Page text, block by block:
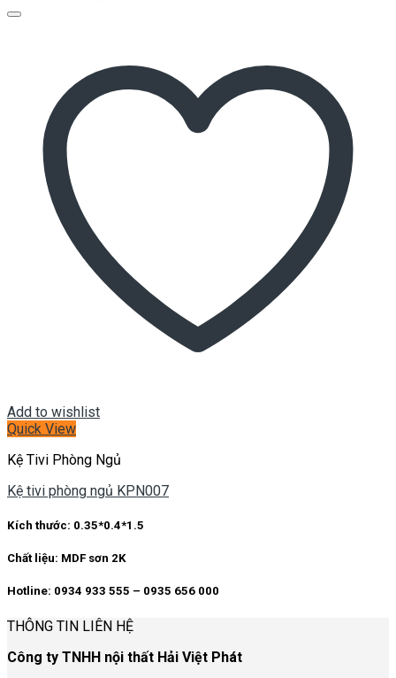
Add to wishlist
Quick View
Kệ Tivi Phòng Ngủ
Kệ tivi phòng ngủ KPN007
Kích thước: 0.35*0.4*1.5
Chất liệu: MDF sơn 2K
Hotline: 0934 933 555 – 0935 656 000
THÔNG TIN LIÊN HỆ
Công ty TNHH nội thất Hải Việt Phát